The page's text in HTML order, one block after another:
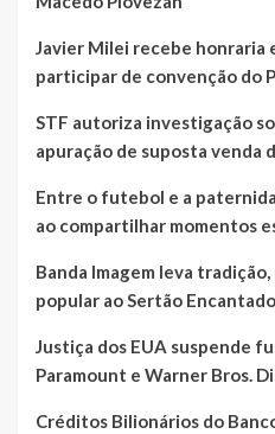
Javier Milei recebe honraria
participar de convenção do
STF autoriza investigação
apuração de suposta venda
Entre o futebol e a
ao compartilhar momentos
Banda Imagem leva
popular ao Sertão
Justiça dos EUA suspende
Paramount e Warner Bros.
Créditos Bilionários do